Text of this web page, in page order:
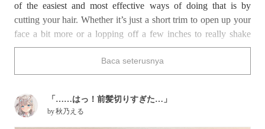
of the easiest and most effective ways of doing that is by
cutting your hair. Whether it’s just a short trim to open up your
face a bit more or a lopping off a few inches to really shake
things up, cutting your hair is a great way to give yourself a
Mamimi Tanaka (fromTHE iDOLM@STER: Shiny Colors)
order.
Have any of the illustrations below inspired you to try a new
Baca seterusnya
「……はっ！前髪切りすぎた…」
by秋乃える